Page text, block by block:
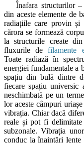
Înafara structurilor
din aceste elemente de
radiațiile care provin și
cărora se formează
la structurile create
fluxurile defilamente
Toate radiază în
energiei fundamentale a
spațiu din bulă dintre
fiecare spațiu universic
neschimbată pe un
lor aceste câmpuri
vibrația. Chiar dacă
reale și pot fi
subzonale. Vibrația
conduc la înaintări